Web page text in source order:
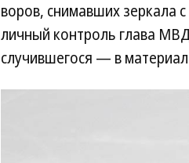
воров, снимавших зеркала
личный контроль глава
случившегося — в